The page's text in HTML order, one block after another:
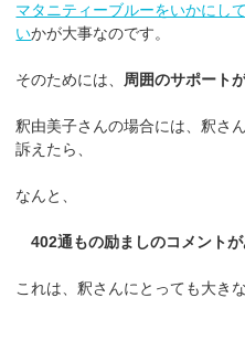
マタニティーブルーをいかにし
いかが大事なのです。
そのためには、 周囲のサポート
釈由美子さんの場合には、釈さ
訴えたら、
なんと、
402通もの励ましのコメント
これは、釈さんにとっても大き